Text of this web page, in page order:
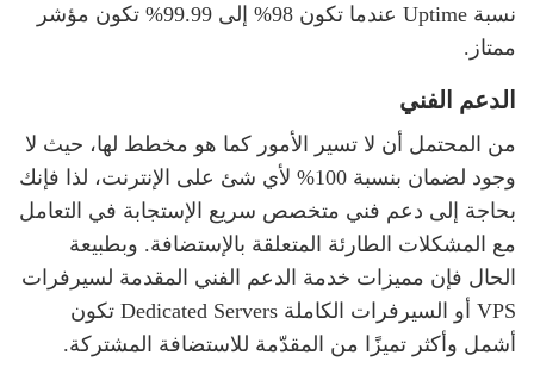
نسبة Uptime عندما تكون 98% إلى 99.99% تكون مؤشر
ممتاز.
الدعم الفني
من المحتمل أن لا تسير الأمور كما هو مخطط لها، حيث لا
وجود لضمان بنسبة 100% لأي شئ على الإنترنت، لذا فإنك
بحاجة إلى دعم فني متخصص سريع الإستجابة في التعامل
مع المشكلات الطارئة المتعلقة بالإستضافة. وبطبيعة
الحال فإن مميزات خدمة الدعم الفني المقدمة لسيرفرات
VPS أو السيرفرات الكاملة Dedicated Servers تكون
أشمل وأكثر تميزًا من المقدّمة للاستضافة المشتركة.